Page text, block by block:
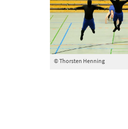
© Thorsten Henning